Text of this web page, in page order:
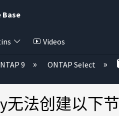
Base
Videos
9 ONTAP Select
无法创建以